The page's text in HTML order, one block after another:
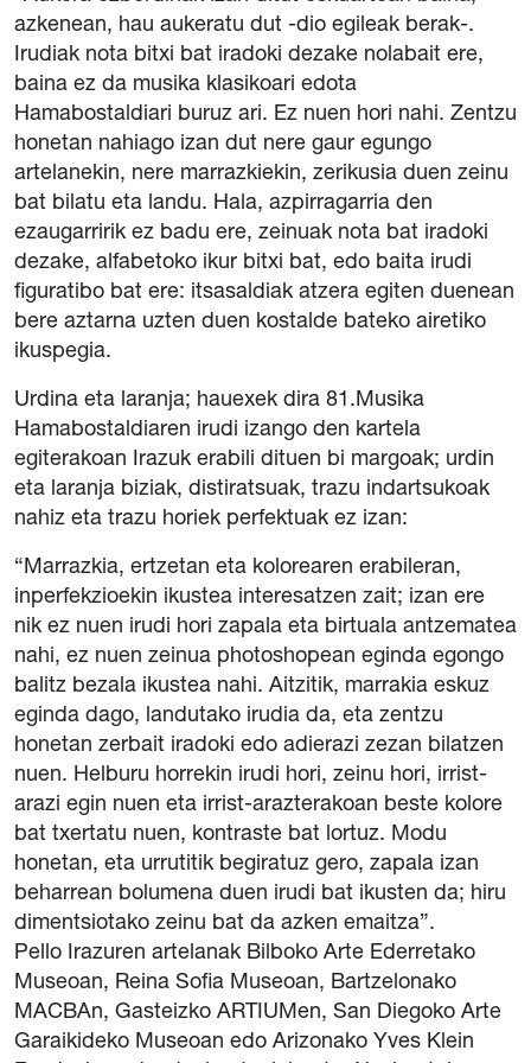
Gardentasuna
Kontratazioa
Hizkuntza Politika
Legezko oharra
Pribatutasun politika
Cookie politika
Sarrerak erosteko baldintza orokorrak
azkenean, hau aukeratu dut -dio egileak berak-.
Irudiak nota bitxi bat iradoki dezake nolabait ere,
baina ez da musika klasikoari edota
Hamabostaldiari buruz ari. Ez nuen hori nahi. Zentzu
honetan nahiago izan dut nere gaur egungo
artelanekin, nere marrazkiekin, zerikusia duen zeinu
bat bilatu eta landu. Hala, azpirragarria den
ezaugarririk ez badu ere, zeinuak nota bat iradoki
dezake, alfabetoko ikur bitxi bat, edo baita irudi
figuratibo bat ere: itsasaldiak atzera egiten duenean
bere aztarna uzten duen kostalde bateko airetiko
ikuspegia.
Urdina eta laranja; hauexek dira 81.Musika
Hamabostaldiaren irudi izango den kartela
egiterakoan Irazuk erabili dituen bi margoak; urdin
eta laranja biziak, distiratsuak, trazu indartsukoak
nahiz eta trazu horiek perfektuak ez izan:
“Marrazkia, ertzetan eta kolorearen erabileran,
inperfekzioekin ikustea interesatzen zait; izan ere
nik ez nuen irudi hori zapala eta birtuala antzematea
nahi, ez nuen zeinua photoshopean eginda egongo
balitz bezala ikustea nahi. Aitzitik, marrakia eskuz
eginda dago, landutako irudia da, eta zentzu
honetan zerbait iradoki edo adierazi zezan bilatzen
nuen. Helburu horrekin irudi hori, zeinu hori, irrist-
arazi egin nuen eta irrist-arazterakoan beste kolore
bat txertatu nuen, kontraste bat lortuz. Modu
honetan, eta urrutitik begiratuz gero, zapala izan
beharrean bolumena duen irudi bat ikusten da; hiru
dimentsiotako zeinu bat da azken emaitza”.
Pello Irazuren artelanak Bilboko Arte Ederretako
Museoan, Reina Sofia Museoan, Bartzelonako
MACBAn, Gasteizko ARTIUMen, San Diegoko Arte
Garaikideko Museoan edo Arizonako Yves Klein